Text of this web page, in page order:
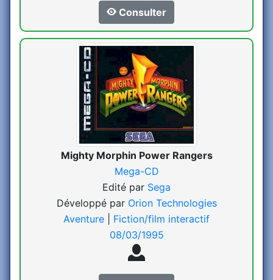
Consulter
Mighty Morphin Power Rangers
Mega-CD
Edité par Sega
Développé par Orion Technologies
Aventure
Fiction/film interactif
08/03/1995